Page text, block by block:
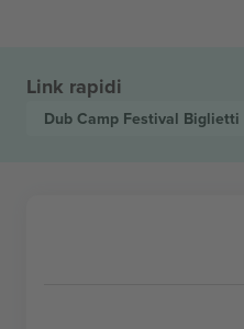
Link rapidi
Dub Camp Festival Biglietti